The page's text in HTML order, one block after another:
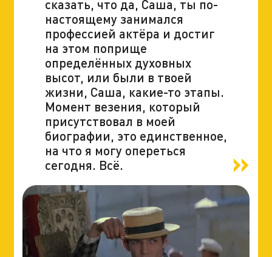
сказать, что да, Саша, ты по-
настоящему занимался
профессией актёра и достиг
на этом поприще
определённых духовных
высот, или были в твоей
жизни, Саша, какие-то этапы.
Момент везения, который
присутствовал в моей
биографии, это единственное,
на что я могу опереться
сегодня. Всё.